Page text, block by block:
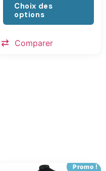
Choix des
options
Comparer
Promo !